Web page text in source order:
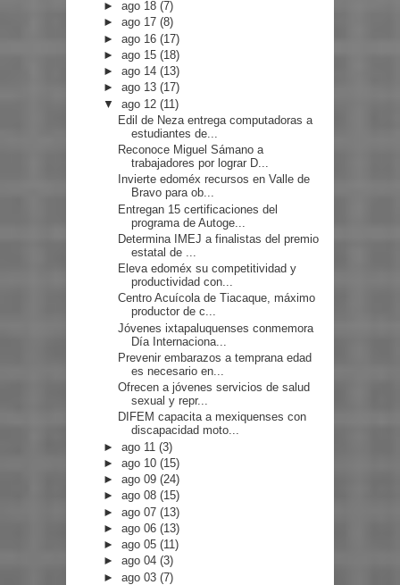
►ago 18(7)
►ago 17(8)
►ago 16(17)
►ago 15(18)
►ago 14(13)
►ago 13(17)
▼ago 12(11)
Edil de Neza entrega computadoras a
estudiantes de...
Reconoce Miguel Sámano a
trabajadores por lograr D...
Invierte edoméx recursos en Valle de
Bravo para ob...
Entregan 15 certificaciones del
programa de Autoge...
Determina IMEJ a finalistas del premio
estatal de ...
Eleva edoméx su competitividad y
productividad con...
Centro Acuícola de Tiacaque, máximo
productor de c...
Jóvenes ixtapaluquenses conmemora
Día Internaciona...
Prevenir embarazos a temprana edad
es necesario en...
Ofrecen a jóvenes servicios de salud
sexual y repr...
DIFEM capacita a mexiquenses con
discapacidad moto...
►ago 11(3)
►ago 10(15)
►ago 09(24)
►ago 08(15)
►ago 07(13)
►ago 06(13)
►ago 05(11)
►ago 04(3)
►ago 03(7)